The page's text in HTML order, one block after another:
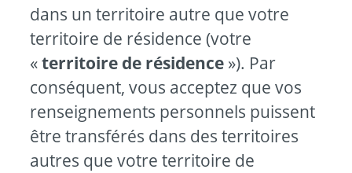
dans un territoire autre que votre
territoire de résidence (votre
«territoire de résidence »). Par
conséquent, vous acceptez que vos
renseignements personnels puissent
être transférés dans des territoires
autres que votre territoire de